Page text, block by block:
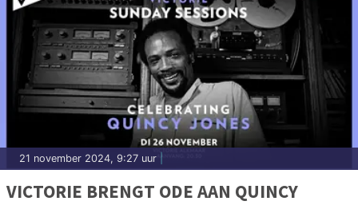
21 november 2024, 9:27 uur
VICTORIE BRENGT ODE AAN QUINCY